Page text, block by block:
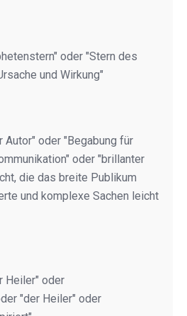
oder "Stern des
und Wirkung"
Autor" oder "Begabung für
oder "brillanter
die das breite Publikum
und komplexe Sachen leicht
Heiler" oder
"der Heiler" oder